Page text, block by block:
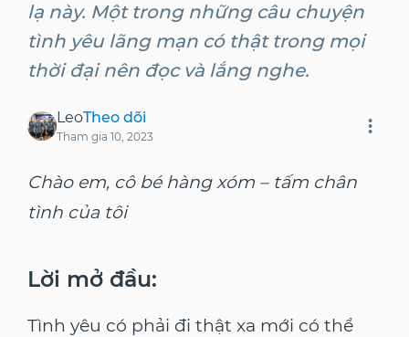
lạ này. Một trong những câu chuyện
tình yêu lãng mạn có thật trong mọi
thời đại nên đọc và lắng nghe.
LeoTheo dõi
Tham gia 10, 2023
Chào em, cô bé hàng xóm – tấm chân
tình của tôi
Lời mở đầu:
Tình yêu có phải đi thật xa mới có thể